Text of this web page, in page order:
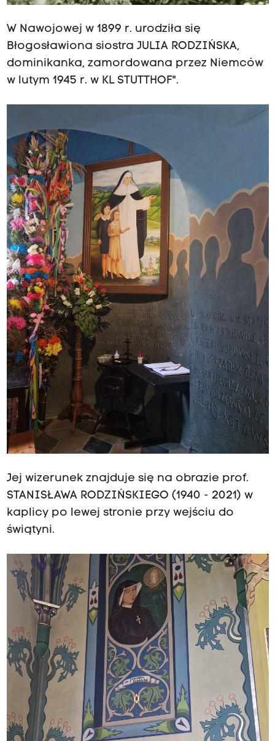
W Nawojowej w 1899 r. urodziła się
Błogosławiona siostra JULIA RODZIŃSKA,
dominikanka, zamordowana przez Niemców
w lutym 1945 r. w KL STUTTHOF".
Jej wizerunek znajduje się na obrazie prof.
STANISŁAWA RODZIŃSKIEGO (1940 - 2021) w
kaplicy po lewej stronie przy wejściu do
świątyni.